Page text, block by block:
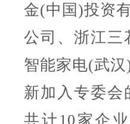
金(中国)投资
公司、浙江三
智能家电(武
新加入专委会
共计10家企